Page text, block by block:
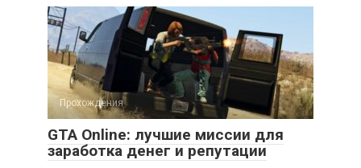
Прохождения
GTA Online: лучшие миссии для
заработка денег и репутации